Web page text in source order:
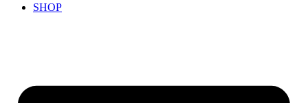
SHOP